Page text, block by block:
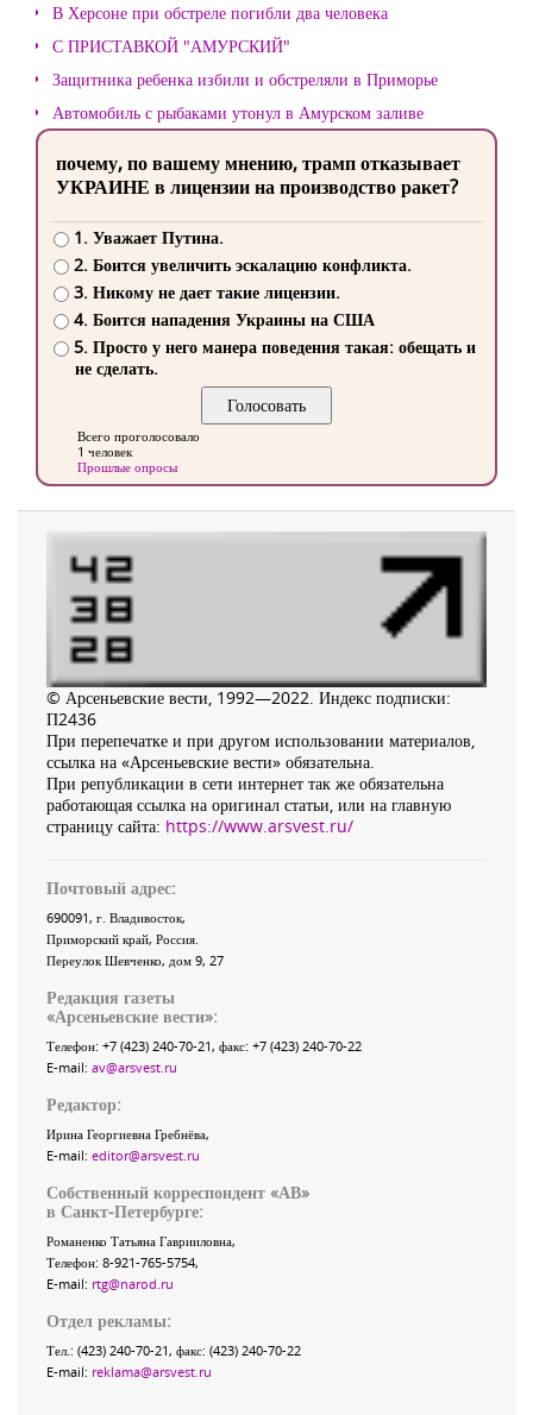
В Херсоне при обстреле погибли два человека
С ПРИСТАВКОЙ "АМУРСКИЙ"
Защитника ребенка избили и обстреляли в Приморье
Автомобиль с рыбаками утонул в Амурском заливе
почему, по вашему мнению, трамп отказывает
УКРАИНЕ в лицензии на производство ракет?
1. Уважает Путина.
2. Боится увеличить эскалацию конфликта.
3. Никому не дает такие лицензии.
4. Боится нападения Украины на США
5. Просто у него манера поведения такая: обещать и
не сделать.
Всего проголосовало
1 человек
Прошлые опросы
© Арсеньевские вести, 1992—2022. Индекс подписки:
П2436
При перепечатке и при другом использовании материалов,
ссылка на «Арсеньевские вести» обязательна.
При републикации в сети интернет так же обязательна
работающая ссылка на оригинал статьи, или на главную
страницу сайта: https://www.arsvest.ru/
Почтовый адрес:
690091, г. Владивосток,
Приморский край, Россия
Переулок Шевченко, дом 9, 27
Редакция газеты
«Арсеньевские вести»:
Телефон: +7 (423) 240-70-21, факс: +7 (423) 240-70-22
E-mail: av@arsvest.ru
Редактор:
Ирина Георгиевна Гребнёва,
E-mail: editor@arsvest.ru
Собственный корреспондент «АВ»
в Санкт-Петербурге:
Романенко Татьяна Гаврииловна,
Телефон: 8-921-765-5754,
E-mail: rtg@narod.ru
Отдел рекламы:
Тел.: (423) 240-70-21, факс: (423) 240-70-22
E-mail: reklama@arsvest.ru